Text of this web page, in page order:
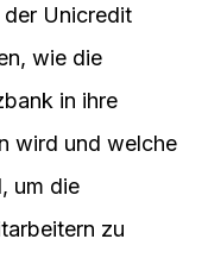
Unicredit
wie die
in ihre
wird und welche
um die
zu